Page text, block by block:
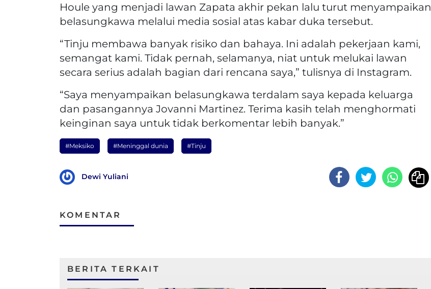
Houle yang menjadi lawan Zapata akhir pekan lalu turut menyampaikan
belasungkawa melalui media sosial atas kabar duka tersebut.
“Tinju membawa banyak risiko dan bahaya. Ini adalah pekerjaan kami,
semangat kami. Tidak pernah, selamanya, niat untuk melukai lawan
secara serius adalah bagian dari rencana saya,” tulisnya di Instagram.
“Saya menyampaikan belasungkawa terdalam saya kepada keluarga
dan pasangannya Jovanni Martinez. Terima kasih telah menghormati
keinginan saya untuk tidak berkomentar lebih banyak.”
#Meksiko #Meninggal dunia #Tinju
Dewi Yuliani
KOMENTAR
BERITA TERKAIT